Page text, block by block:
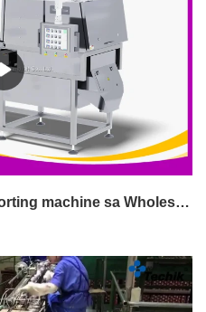
mga tagagawa ng optical sorting machine sa Wholesale Prices | Techik Instrument (Shanghai) Co., Ltd.